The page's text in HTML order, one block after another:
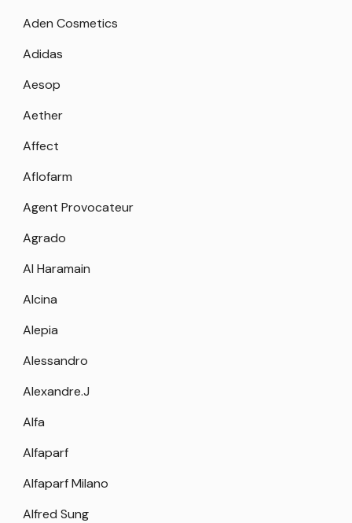
Aden Cosmetics
Adidas
Aesop
Aether
Affect
Aflofarm
Agent Provocateur
Agrado
Al Haramain
Alcina
Alepia
Alessandro
Alexandre.J
Alfa
Alfaparf
Alfaparf Milano
Alfred Sung